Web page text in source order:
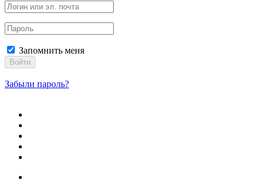
Запомнить меня
Войти
Забыли пароль?